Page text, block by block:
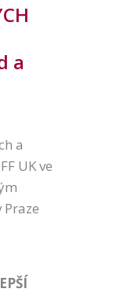
a
a
UK ve